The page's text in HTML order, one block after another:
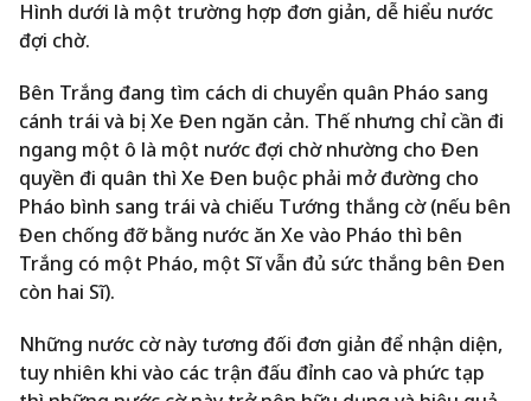
Hình dưới là một trường hợp đơn giản, dễ hiểu nước
đợi chờ.
Bên Trắng đang tìm cách di chuyển quân Pháo sang
cánh trái và bị Xe Đen ngăn cản. Thế nhưng chỉ cần đi
ngang một ô là một nước đợi chờ nhường cho Đen
quyền đi quân thì Xe Đen buộc phải mở đường cho
Pháo bình sang trái và chiếu Tướng thắng cờ (nếu bên
Đen chống đỡ bằng nước ăn Xe vào Pháo thì bên
Trắng có một Pháo, một Sĩ vẫn đủ sức thắng bên Đen
còn hai Sĩ).
Những nước cờ này tương đối đơn giản để nhận diện,
tuy nhiên khi vào các trận đấu đỉnh cao và phức tạp